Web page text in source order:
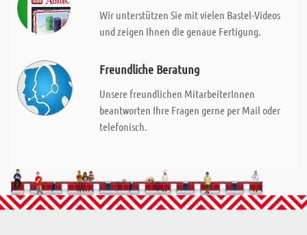
Wir unterstützen Sie mit vielen Bastel-Videos
und zeigen Ihnen die genaue Fertigung.
Freundliche Beratung
Unsere freundlichen MitarbeiterInnen
beantworten Ihre Fragen gerne per Mail oder
telefonisch.